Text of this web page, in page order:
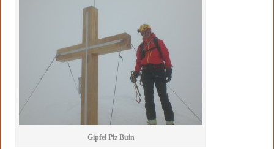
Gipfel Piz Buin